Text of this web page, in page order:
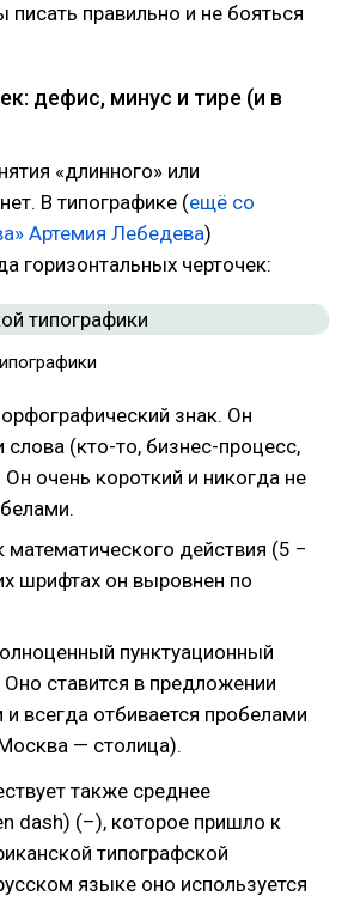
писать правильно и не бояться
дефис, минус и тире (и в
«длинного» или
В типографике (ещё со
Артемия Лебедева)
горизонтальных черточек:
знак. Он
слова (кто-то, бизнес-процесс,
очень короткий и никогда не
математического действия (5 −
шрифтах он выровнен по
пунктуационный
ставится в предложении
всегда отбивается пробелами
— столица).
также среднее
dash) (–), которое пришло к
типографской
языке оно используется